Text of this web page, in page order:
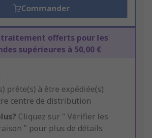
Commander
traitement offerts pour les
supérieures à 50,00 €
prête(s) à être expédiée(s)
centre de distribution
Cliquez sur " Vérifier les
" pour plus de détails